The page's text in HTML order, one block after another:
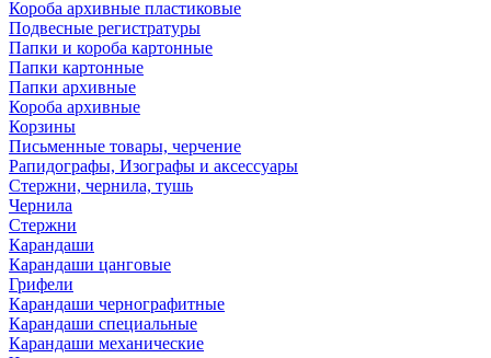
Короба архивные пластиковые
Подвесные регистратуры
Папки и короба картонные
Папки картонные
Папки архивные
Короба архивные
Корзины
Письменные товары, черчение
Рапидографы, Изографы и аксессуары
Стержни, чернила, тушь
Чернила
Стержни
Карандаши
Карандаши цанговые
Грифели
Карандаши чернографитные
Карандаши специальные
Карандаши механические